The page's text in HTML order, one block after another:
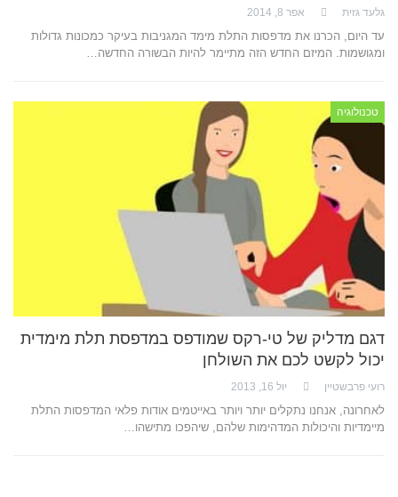
גלעד גזית אפר 8, 2014
עד היום, הכרנו את מדפסות התלת מימד המגניבות בעיקר כמכונות גדולות
ומגושמות. המיזם החדש הזה מתיימר להיות הבשורה החדשה…
טכנולוגיה
דגם מדליק של טי-רקס שמודפס במדפסת תלת מימדית
יכול לקשט לכם את השולחן
רועי פרבשטיין יול 16, 2013
לאחרונה, אנחנו נתקלים יותר ויותר באייטמים אודות פלאי המדפסות התלת
מיימדיות והיכולות המדהימות שלהם, שיהפכו מתישהו…